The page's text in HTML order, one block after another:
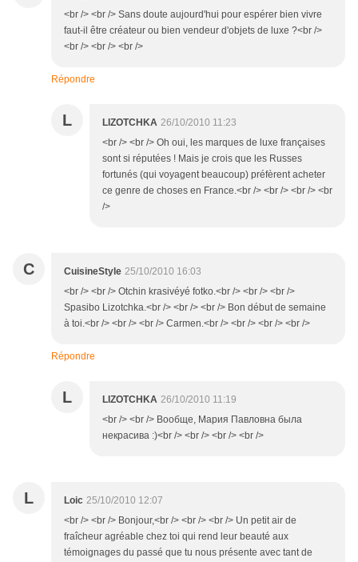
<br /> <br /> Sans doute aujourd'hui pour espérer bien vivre
faut-il être créateur ou bien vendeur d'objets de luxe ?<br />
<br /> <br /> <br />
Répondre
L LIZOTCHKA 26/10/2010 11:23
<br /> <br /> Oh oui, les marques de luxe françaises
sont si réputées ! Mais je crois que les Russes
fortunés (qui voyagent beaucoup) préfèrent acheter
ce genre de choses en France.<br /> <br /> <br /> <br
/>
C CuisineStyle 25/10/2010 16:03
<br /> <br /> Otchin krasivéyé fotko.<br /> <br /> <br />
Spasibo Lizotchka.<br /> <br /> <br /> Bon début de semaine
à toi.<br /> <br /> <br /> Carmen.<br /> <br /> <br /> <br />
Répondre
L LIZOTCHKA 26/10/2010 11:19
<br /> <br /> Вообще, Мария Павловна была
некрасивa :)<br /> <br /> <br /> <br />
L Loic 25/10/2010 12:07
<br /> <br /> Bonjour,<br /> <br /> <br /> Un petit air de
fraîcheur agréable chez toi qui rend leur beauté aux
témoignages du passé que tu nous présente avec tant de